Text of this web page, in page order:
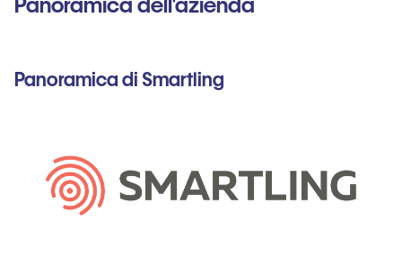
Panoramica di Smartling